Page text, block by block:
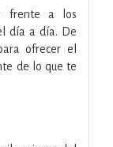
frente a los
día a día. De
ofrecer el
de lo que te